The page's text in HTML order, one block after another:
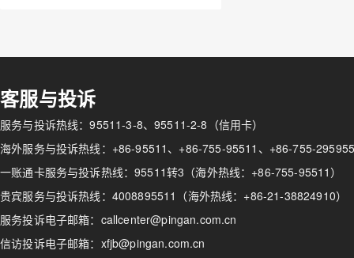
客服与投诉
服务与投诉热线：95511-3-8、95511-2-8（信用卡）
海外服务与投诉热线：+86-95511、+86-755-95511、+86-755-
一账通卡服务与投诉热线：95511转3（海外热线：+86-755-95511）
贵宾服务与投诉热线：4008895511（海外热线：+86-21-38824910）
服务投诉电子邮箱：callcenter@pingan.com.cn
信访投诉电子邮箱：xfjb@pingan.com.cn